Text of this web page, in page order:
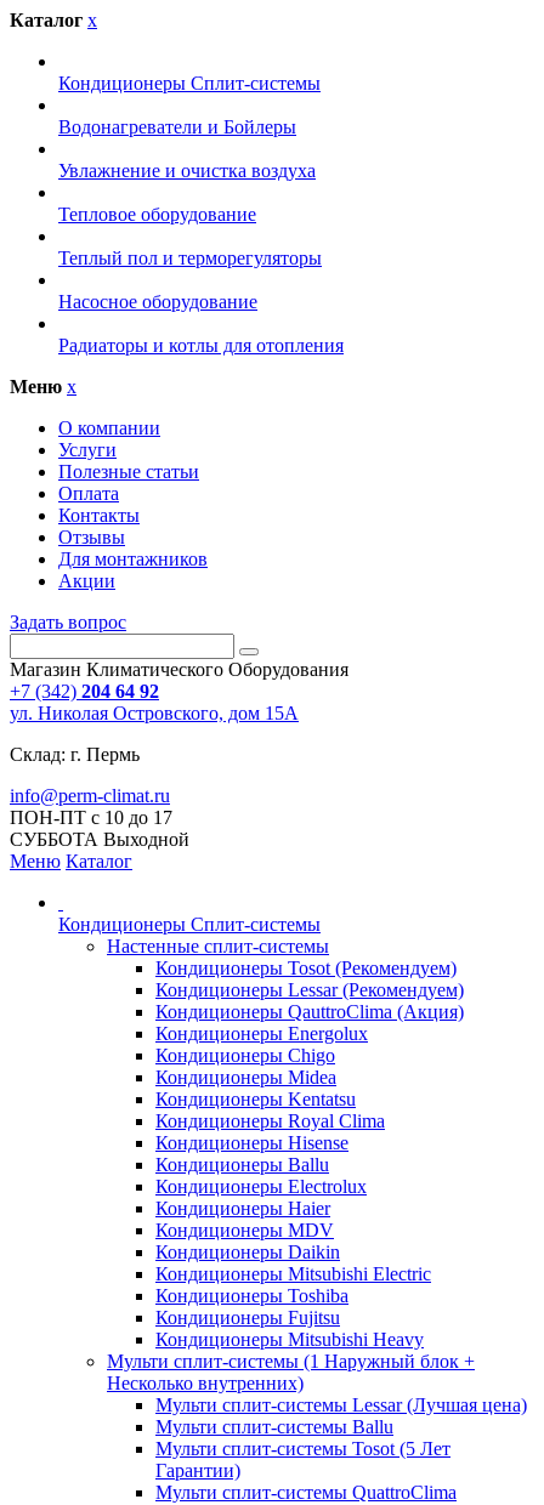
Каталог x
Кондиционеры Сплит-системы
Водонагреватели и Бойлеры
Увлажнение и очистка воздуха
Тепловое оборудование
Теплый пол и терморегуляторы
Насосное оборудование
Радиаторы и котлы для отопления
Меню x
О компании
Услуги
Полезные статьи
Оплата
Контакты
Отзывы
Для монтажников
Акции
Задать вопрос
Магазин Климатического Оборудования
+7 (342) 204 64 92
ул. Николая Островского, дом 15А
Склад: г. Пермь
info@perm-climat.ru
ПОН-ПТ с 10 до 17
СУББОТА Выходной
Меню Каталог
Кондиционеры Сплит-системы
Настенные сплит-системы
Кондиционеры Tosot (Рекомендуем)
Кондиционеры Lessar (Рекомендуем)
Кондиционеры QauttroClima (Акция)
Кондиционеры Energolux
Кондиционеры Chigo
Кондиционеры Midea
Кондиционеры Kentatsu
Кондиционеры Royal Clima
Кондиционеры Hisense
Кондиционеры Ballu
Кондиционеры Electrolux
Кондиционеры Haier
Кондиционеры MDV
Кондиционеры Daikin
Кондиционеры Mitsubishi Electric
Кондиционеры Toshiba
Кондиционеры Fujitsu
Кондиционеры Mitsubishi Heavy
Мульти сплит-системы (1 Наружный блок +
Несколько внутренних)
Мульти сплит-системы Lessar (Лучшая цена)
Мульти сплит-системы Ballu
Мульти сплит-системы Tosot (5 Лет
Гарантии)
Мульти сплит-системы QuattroClima